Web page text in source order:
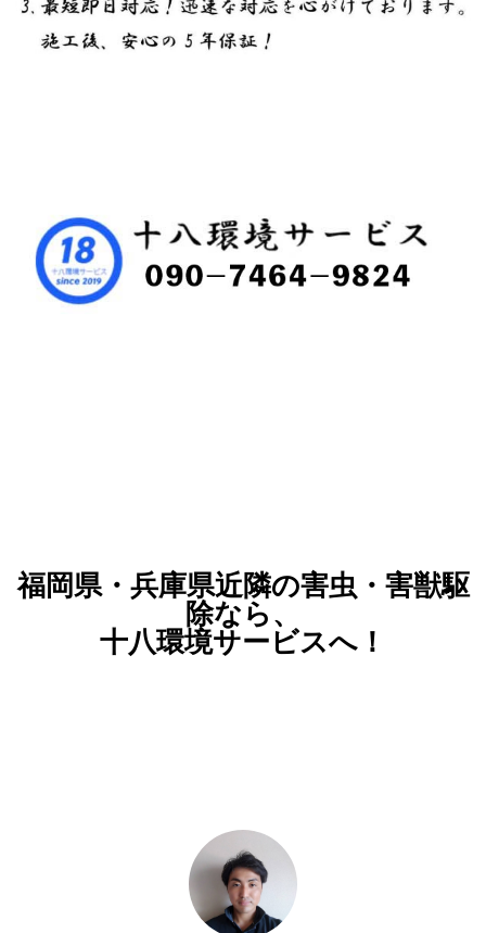
福岡県・兵庫県近隣の害虫・害獣駆
除なら、
十八環境サービスへ！